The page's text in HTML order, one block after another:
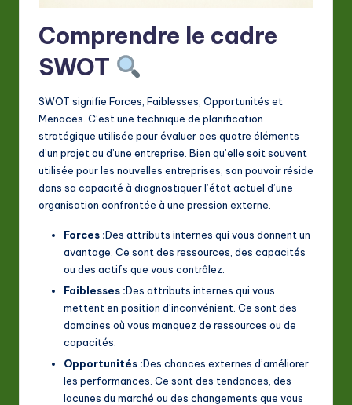
ti
o
Comprendre le cadre
SWOT
SWOT signifie Forces, Faiblesses, Opportunités et
Menaces. C’est une technique de planification
stratégique utilisée pour évaluer ces quatre éléments
d’un projet ou d’une entreprise. Bien qu’elle soit souvent
utilisée pour les nouvelles entreprises, son pouvoir réside
dans sa capacité à diagnostiquer l’état actuel d’une
organisation confrontée à une pression externe.
Forces :Des attributs internes qui vous donnent un
avantage. Ce sont des ressources, des capacités
ou des actifs que vous contrôlez.
Faiblesses :Des attributs internes qui vous
mettent en position d’inconvénient. Ce sont des
domaines où vous manquez de ressources ou de
capacités.
Opportunités :Des chances externes d’améliorer
les performances. Ce sont des tendances, des
lacunes du marché ou des changements que vous